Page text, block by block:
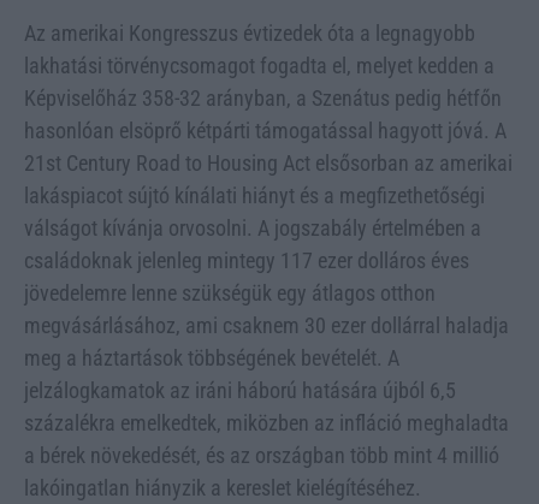
Az amerikai Kongresszus évtizedek óta a legnagyobb
lakhatási törvénycsomagot fogadta el, melyet kedden a
Képviselőház 358-32 arányban, a Szenátus pedig hétfőn
hasonlóan elsöprő kétpárti támogatással hagyott jóvá. A
21st Century Road to Housing Act elsősorban az amerikai
lakáspiacot sújtó kínálati hiányt és a megfizethetőségi
válságot kívánja orvosolni. A jogszabály értelmében a
családoknak jelenleg mintegy 117 ezer dolláros éves
jövedelemre lenne szükségük egy átlagos otthon
megvásárlásához, ami csaknem 30 ezer dollárral haladja
meg a háztartások többségének bevételét. A
jelzálogkamatok az iráni háború hatására újból 6,5
százalékra emelkedtek, miközben az infláció meghaladta
a bérek növekedését, és az országban több mint 4 millió
lakóingatlan hiányzik a kereslet kielégítéséhez.